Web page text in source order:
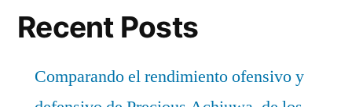
Recent Posts
Comparando el rendimiento ofensivo y